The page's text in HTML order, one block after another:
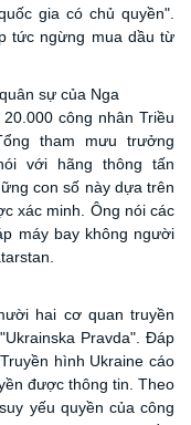
gia có chủ quyền".
tức ngừng mua dầu từ
sự của Nga
công nhân Triều
tham mưu trưởng
với hãng thông tấn
con số này dựa trên
xác minh. Ông nói các
máy bay không người
hai cơ quan truyền
Pravda". Đáp
hình Ukraine cáo
được thông tin. Theo
yếu quyền của công